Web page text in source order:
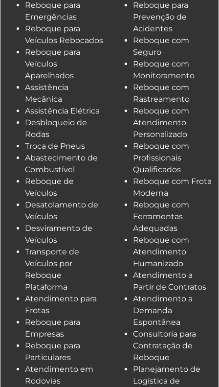
Reboque para
Emergências
Reboque para
Veículos Rebocados
Reboque para
Veículos
Aparelhados
Assistência
Mecânica
Assistência Elétrica
Desbloqueio de
Rodas
Troca de Pneus
Abastecimento de
Combustível
Reboque de
Veículos
Desatolamento de
Veículos
Desviramento de
Veículos
Transporte de
Veículos por
Reboque
Plataforma
Atendimento para
Frotas
Reboque para
Empresas
Reboque para
Particulares
Atendimento em
Rodovias
Reboque para
Prevenção de
Acidentes
Reboque com
Seguro
Reboque com
Monitoramento
Reboque com
Rastreamento
Reboque com
Atendimento
Personalizado
Reboque com
Profissionais
Qualificados
Reboque com Frota
Moderna
Reboque com
Ferramentas
Adequadas
Reboque com
Atendimento
Humanizado
Atendimento a
Partir de Contratos
Atendimento a
Demanda
Espontânea
Consultoria para
Contratação de
Reboque
Planejamento de
Logística de